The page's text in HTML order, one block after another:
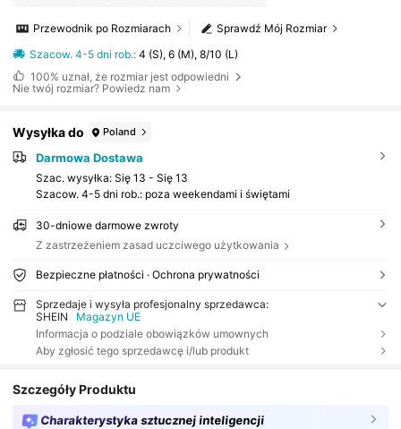
Sprawdź Mój Rozmiar
Przewodnik po Rozmiarach
Szacow. 4-5 dni rob.:4 (S), 6 (M), 8/10 (L)
100% uznał, że rozmiar jest odpowiedni
Nie twój rozmiar? Powiedz nam
Wysyłka do Poland
Darmowa Dostawa
Szac. wysyłka: Się 13 - Się 13
Szacow. 4-5 dni rob.: poza weekendami i świętami
30-dniowe darmowe zwroty
Z zastrzeżeniem zasad uczciwego użytkowania
Bezpieczne płatności · Ochrona prywatności
Sprzedaje i wysyła profesjonalny sprzedawca:
SHEIN
Magazyn UE
Informacja o podziale obowiązków umownych
Aby zgłosić tego sprzedawcę i/lub produkt
Szczegóły Produktu
Charakterystyka sztucznej inteligencji